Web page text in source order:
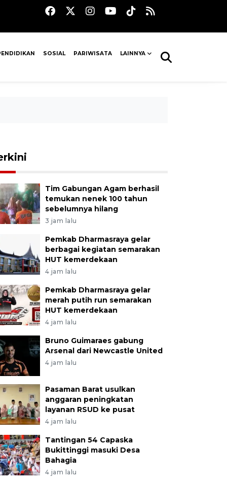
SOSIAL PARIWISATA LAINNYA
Tim Gabungan Agam berhasil
temukan nenek 100 tahun
sebelumnya hilang
3 jam lalu
Pemkab Dharmasraya gelar
berbagai kegiatan semarakan
HUT kemerdekaan
4 jam lalu
Pemkab Dharmasraya gelar
merah putih run semarakan
HUT kemerdekaan
4 jam lalu
Bruno Guimaraes gabung
Arsenal dari Newcastle United
4 jam lalu
Pasaman Barat usulkan
anggaran peningkatan
layanan RSUD ke pusat
4 jam lalu
Tantingan 54 Capaska
Bukittinggi masuki Desa
Bahagia
4 jam lalu